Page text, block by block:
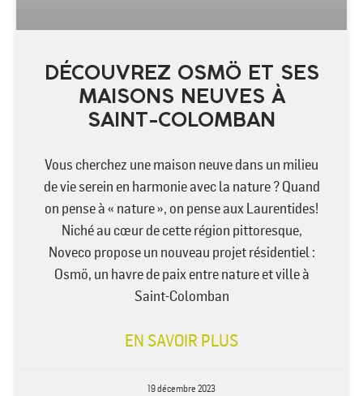
DÉCOUVREZ OSMÖ ET SES
MAISONS NEUVES À
SAINT-COLOMBAN
Vous cherchez une maison neuve dans un milieu
de vie serein en harmonie avec la nature ? Quand
on pense à « nature », on pense aux Laurentides!
Niché au cœur de cette région pittoresque,
Noveco propose un nouveau projet résidentiel :
Osmö, un havre de paix entre nature et ville à
Saint-Colomban
EN SAVOIR PLUS
19 décembre 2023